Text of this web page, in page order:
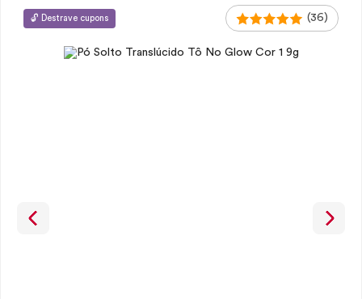
🔓 Destrave cupons (36)